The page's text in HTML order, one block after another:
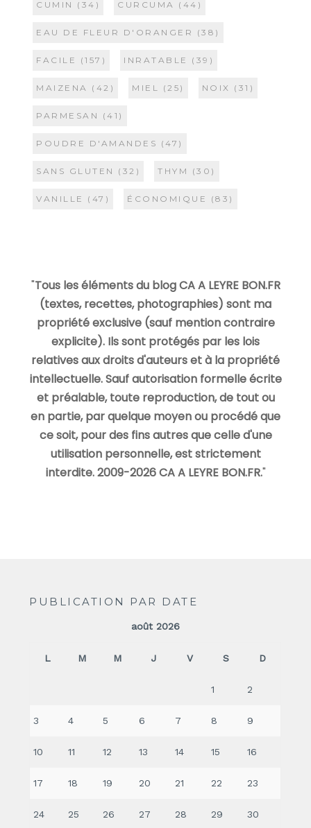
CUMIN (34) CURCUMA (44)
EAU DE FLEUR D'ORANGER (38)
FACILE (157) INRATABLE (39)
MAIZENA (42) MIEL (25) NOIX (31)
PARMESAN (41)
POUDRE D'AMANDES (47)
SANS GLUTEN (32) THYM (30)
VANILLE (47) ÉCONOMIQUE (83)
"Tous les éléments du blog CA A LEYRE BON.FR
(textes, recettes, photographies) sont ma
propriété exclusive (sauf mention contraire
explicite). Ils sont protégés par les lois
relatives aux droits d'auteurs et à la propriété
intellectuelle. Sauf autorisation formelle écrite
et préalable, toute reproduction, de tout ou
en partie, par quelque moyen ou procédé que
ce soit, pour des fins autres que celle d'une
utilisation personnelle, est strictement
interdite. 2009-2026 CA A LEYRE BON.FR."
PUBLICATION PAR DATE
août 2026
L M M J V S D
1 2
3 4 5 6 7 8 9
10 11 12 13 14 15 16
17 18 19 20 21 22 23
24 25 26 27 28 29 30